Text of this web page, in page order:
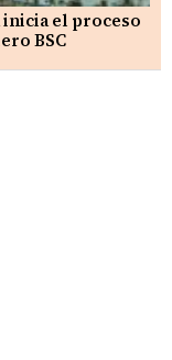
el proceso
BSC